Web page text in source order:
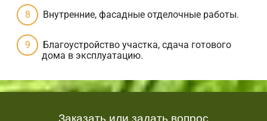
Внутренние, фасадные отделочные работы.
Благоустройство участка, сдача готового
дома в эксплуатацию.
Заказать или задать вопрос